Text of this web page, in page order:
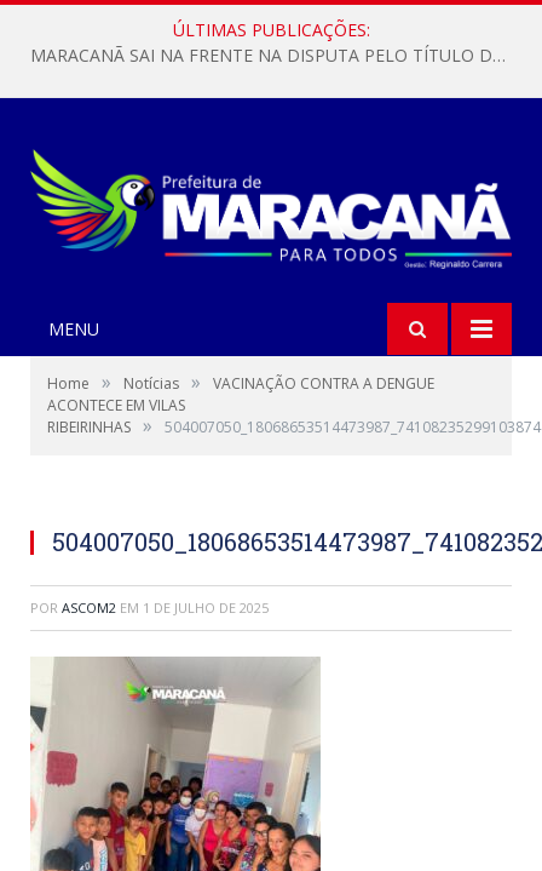
ÚLTIMAS PUBLICAÇÕES:
MARACANÃ SAI NA FRENTE NA DISPUTA PELO TÍTULO DA COPA PARÁ SUB-17!
MENU
Home » Notícias »
VACINAÇÃO CONTRA A DENGUE
ACONTECE EM VILAS
RIBEIRINHAS »
POR ASCOM2 EM 1 DE JULHO DE 2025